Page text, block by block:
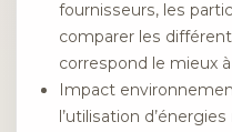
fournisseurs, les
comparer les
correspond le mieux
Impact
l’utilisation